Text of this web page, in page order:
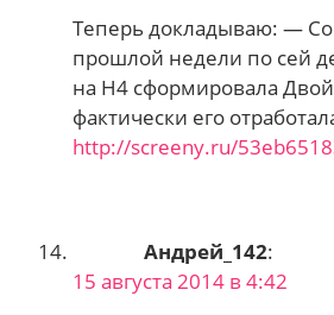
Теперь докладываю: —
прошлой недели по сей
на Н4 сформировала
фактически его
http://screeny.ru/
Андрей_142:
15 августа 2014 в 4:42